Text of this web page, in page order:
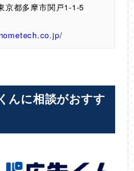
京都多摩市関戸1-1-5
んに相談がおすす